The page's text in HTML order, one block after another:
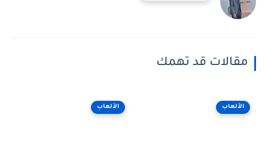
مقالات قد تهمك
الألعاب الألعاب